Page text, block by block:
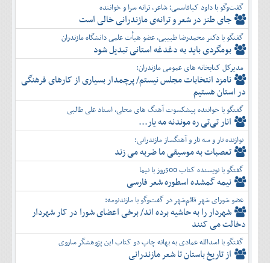
گفت‌وگو با داود کیاقاسمی؛ شاعر، ترانه سرا و خواننده
جای طنز در شعر و ترانه‌ی مازندرانی خالی است
گفتگو با دکتر محمدرضا طبیبی، عضو هیأت علمی دانشگاه مازندران
بومگردی باید به دغدغه استانی تبدیل شود
مدیرکل کتابخانه های عمومی مازندران:
نامزد انتخابات مجلس نیستم/ پرچمدار بسیاری از کارهای فرهنگی
در استان هستیم
گفتگو با خواننده پیشکسوت آهنگ های محلی، استاد علی طالبی
انار تی‌تی ره موندنه مه یار...
نوازنده تار و سه تار و آهنگساز مازندرانی:
تعصبات به موسیقی ما ضربه می زند
گفتگو با نویسنده کتاب 500روز با نیما
نیمه گمشده اسطوره شعر فارسی
عضو شورای شهر قائم‌شهر در گفت‌و‌گو با مازندنومه:
شهردار را به حاشیه برده اند/ برخی اعضای شورا در کار شهردار
دخالت می کنند
گفتگو با اسدالله عمادی به بهانه چاپ دو کتاب این پژوهشگر ساروی
از تاریخ باستان تا شعر مازندرانی